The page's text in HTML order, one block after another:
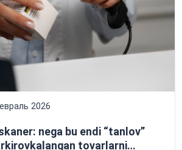
nega bu endi “tanlov”
tovarlarni
2026